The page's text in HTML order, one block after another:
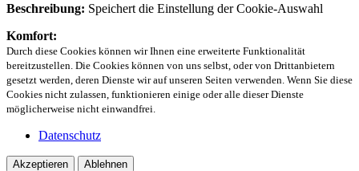
Beschreibung: Speichert die Einstellung der Cookie-Auswahl
Komfort:
Durch diese Cookies können wir Ihnen eine erweiterte Funktionalität
bereitzustellen. Die Cookies können von uns selbst, oder von Drittanbietern
gesetzt werden, deren Dienste wir auf unseren Seiten verwenden. Wenn Sie diese
Cookies nicht zulassen, funktionieren einige oder alle dieser Dienste
möglicherweise nicht einwandfrei.
Datenschutz
Akzeptieren Ablehnen